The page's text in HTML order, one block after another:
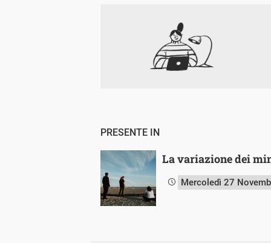
PRESENTE IN
La variazione dei
Mercoledì 27